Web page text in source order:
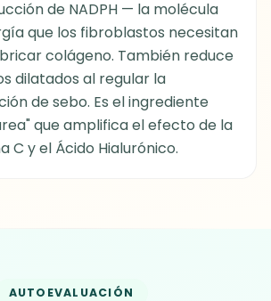
de NADPH — la molécula
que los fibroblastos necesitan
colágeno. También reduce
dilatados al regular la
de sebo. Es el ingrediente
que amplifica el efecto de la
C y el Ácido Hialurónico.
AUTOEVALUACIÓN